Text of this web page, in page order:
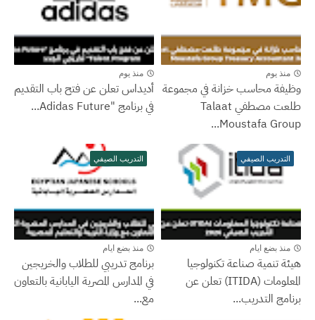
منذ يوم
وظيفة محاسب خزانة في مجموعة
طلعت مصطفي Talaat
Moustafa Group...
منذ يوم
أديداس تعلن عن فتح باب التقديم
في برنامج "Adidas Future...
التدريب الصيفي
منذ بضع ايام
هيئة تنمية صناعة تكنولوجيا
المعلومات (ITIDA) تعلن عن
برنامج التدريب...
التدريب الصيفي
منذ بضع ايام
برنامج تدريبي للطلاب والخريجين
في المدارس المصرية اليابانية بالتعاون
مع...